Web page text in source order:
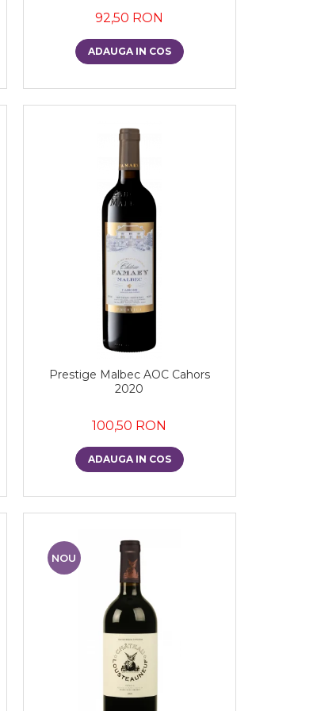
92,50 RON
ADAUGA IN COS
Prestige Malbec AOC Cahors
2020
100,50 RON
ADAUGA IN COS
NOU